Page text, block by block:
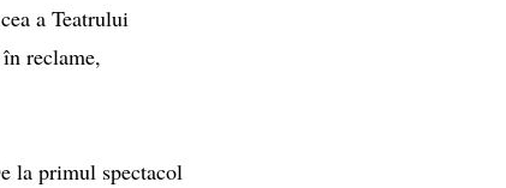
a Teatrului
reclame,
la primul spectacol